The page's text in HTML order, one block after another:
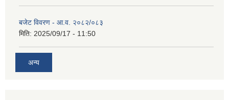
बजेट विवरण - आ.व. २०८२/०८३
मिति: 2025/09/17 - 11:50
अन्य